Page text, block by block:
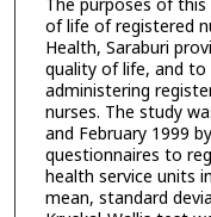
The purposes of
of life of registered
Health, Saraburi
quality of life, and
administering
nurses. The study
and February 1999
questionnaires to
health service units
mean, standard